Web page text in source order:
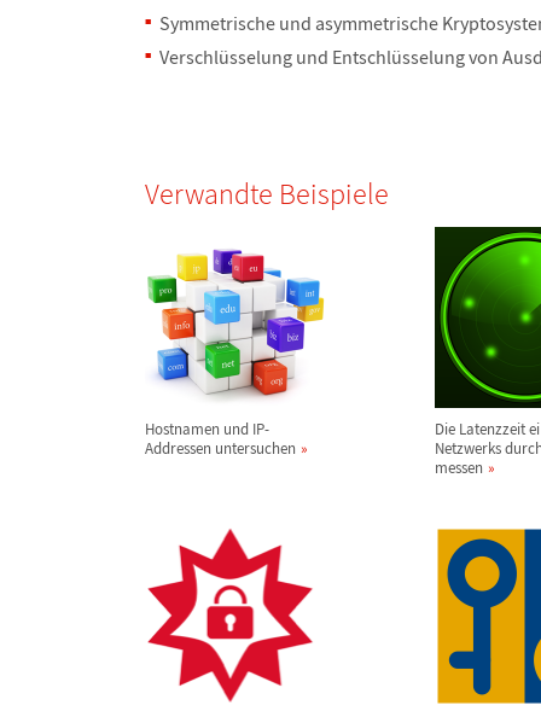
Symmetrische und asymmetrische
Verschlüsselung und Entschlüsselung von
Verwandte Beispiele
Hostnamen und IP-
Addressen untersuchen
Die Latenzzeit
Netzwerks
messen